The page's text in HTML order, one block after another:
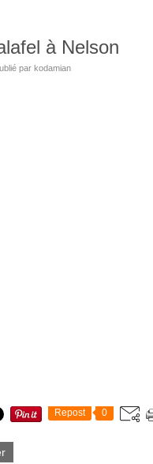
à Nelson
par kodamian
Repost 0